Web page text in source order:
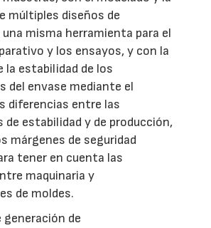
múltiples diseños de
una misma herramienta para el
y los ensayos, y con la
la estabilidad de los
del envase mediante el
diferencias entre las
de estabilidad y de producción,
márgenes de seguridad
tener en cuenta las
maquinaria y
de moldes.
generación de